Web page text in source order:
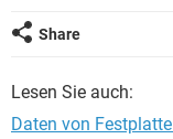
Share
Lesen Sie auch:
Daten von